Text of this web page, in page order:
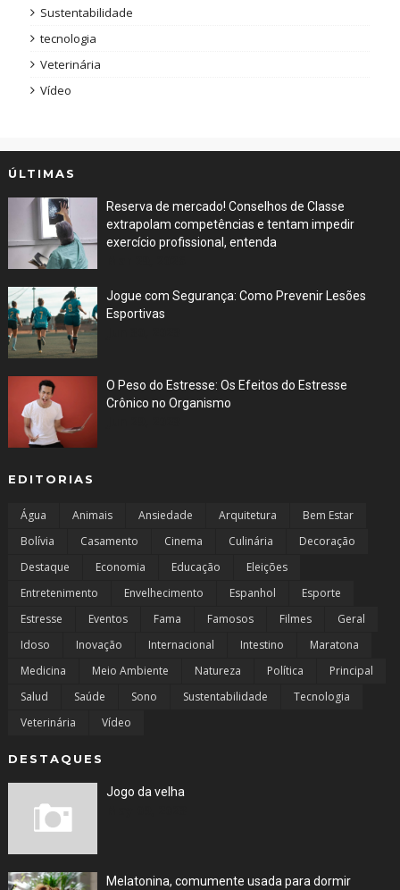
Sustentabilidade
tecnologia
Veterinária
Vídeo
ÚLTIMAS
Reserva de mercado! Conselhos de Classe
extrapolam competências e tentam impedir
exercício profissional, entenda
Jogue com Segurança: Como Prevenir Lesões
Esportivas
O Peso do Estresse: Os Efeitos do Estresse
Crônico no Organismo
EDITORIAS
Água Animais Ansiedade Arquitetura
Bem Estar
Bolívia
Casamento Cinema Culinária
Decoração
Destaque
Economia Educação
Eleições
Entretenimento
Envelhecimento Espanhol
Esporte
Estresse
Eventos Fama Famosos Filmes
Geral
Idoso
Inovação Internacional Intestino
Maratona
Medicina
Meio Ambiente Natureza Política
Principal
Salud
Saúde Sono Sustentabilidade
Tecnologia
Veterinária
Vídeo
DESTAQUES
Jogo da velha
Melatonina, comumente usada para dormir